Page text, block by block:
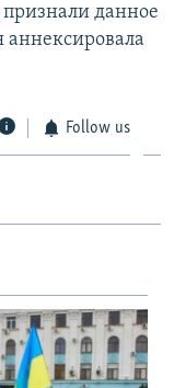
данное
аннексировала
Follow us